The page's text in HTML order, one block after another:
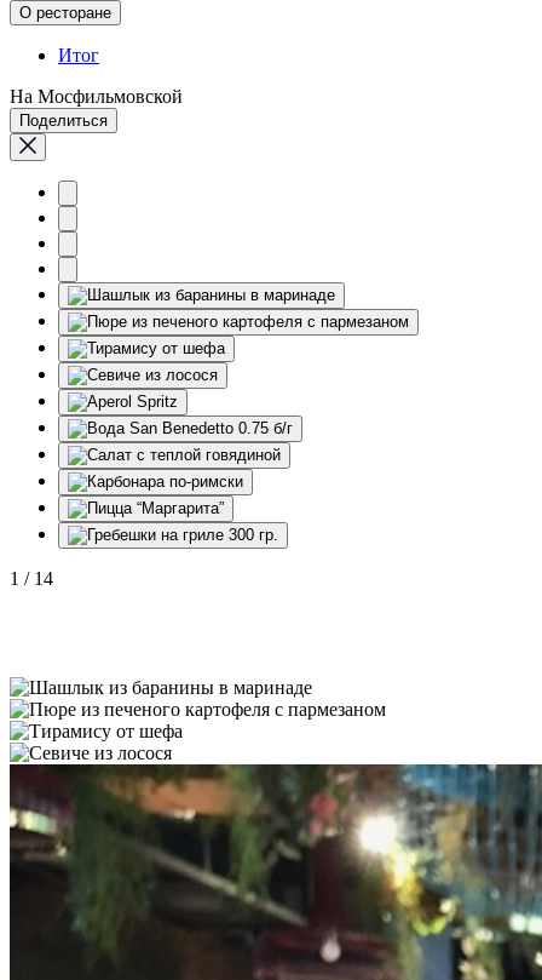
О ресторане
Итог
На Мосфильмовской
Поделиться
1 / 14